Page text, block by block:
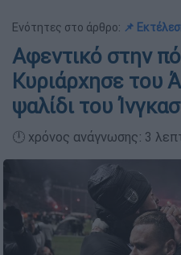
Ενότητες στο άρθρο: 📌
Αφεντικό στην
Κυριάρχησε του
ψαλίδι του
🕛 χρόνος ανάγνωσης: 3